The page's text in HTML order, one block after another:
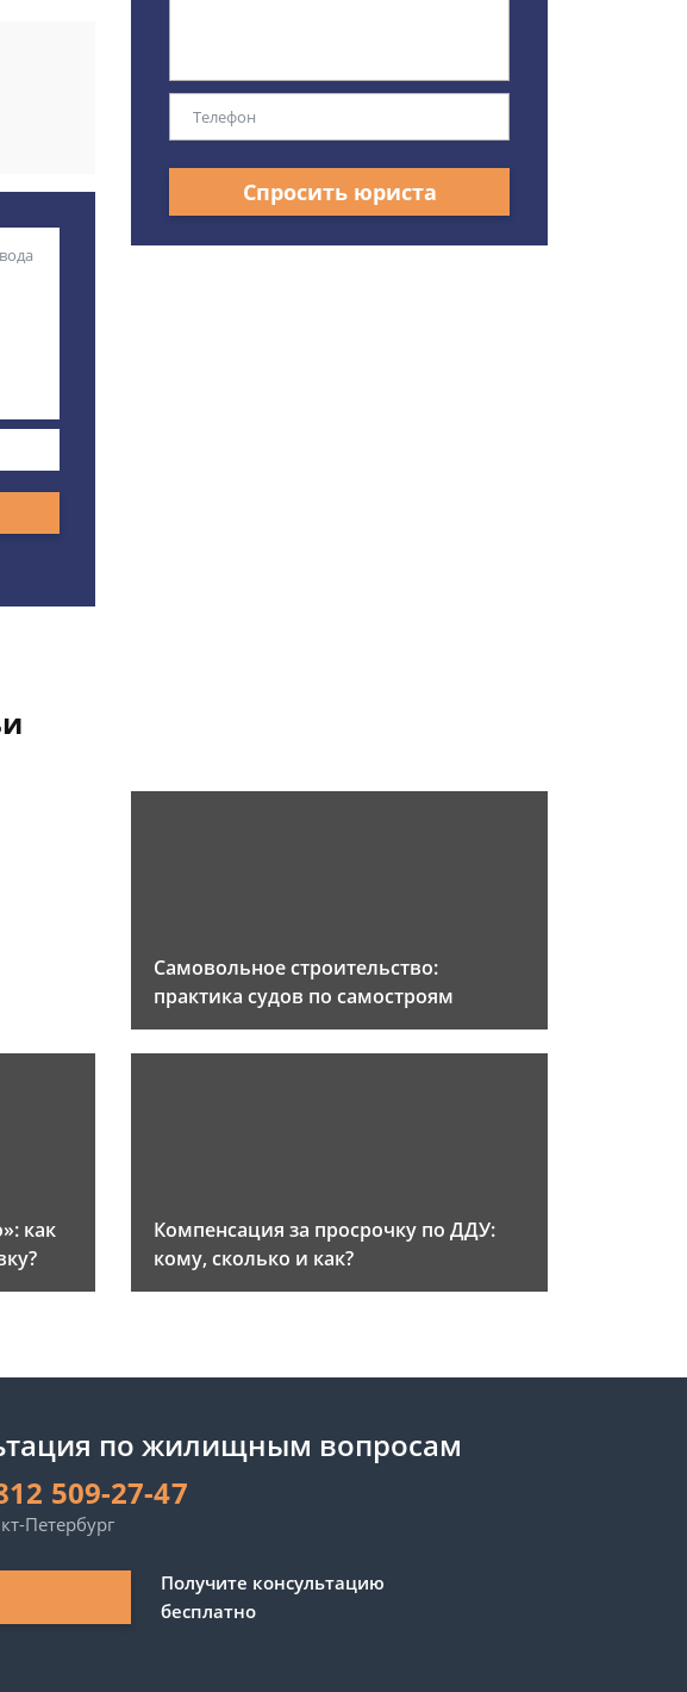
Спросить юриста
Самовольное строительство:
практика судов по самостроям
как
Компенсация за просрочку по ДДУ:
кому, сколько и как?
по жилищным вопросам
509-27-47
Петербург
Получите консультацию
бесплатно